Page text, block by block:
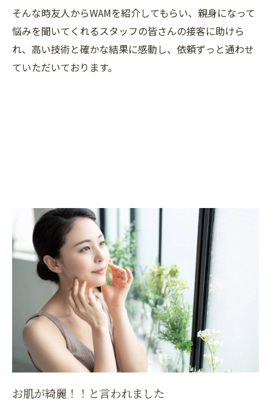
そんな時友人からWAMを紹介してもらい、親身になって
悩みを聞いてくれるスタッフの皆さんの接客に助けら
れ、高い技術と確かな結果に感動し、依頼ずっと通わせ
ていただいております。
お肌が綺麗！！と言われました